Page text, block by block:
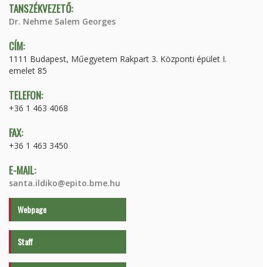
TANSZÉKVEZETŐ:
Dr. Nehme Salem Georges
CÍM:
1111 Budapest, Műegyetem Rakpart 3. Központi épület I.
emelet 85
TELEFON:
+36 1 463 4068
FAX:
+36 1 463 3450
E-MAIL:
santa.ildiko@epito.bme.hu
Webpage
Staff